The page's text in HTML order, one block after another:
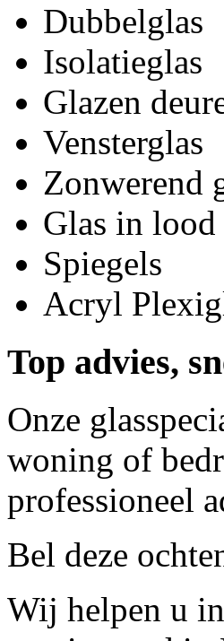
Dubbelglas
Isolatieglas
Glazen
Vensterglas
Zonwerend
Glas in lood
Spiegels
Acryl
Top advies,
Onze
woning of
professioneel
Bel deze
Wij helpen u